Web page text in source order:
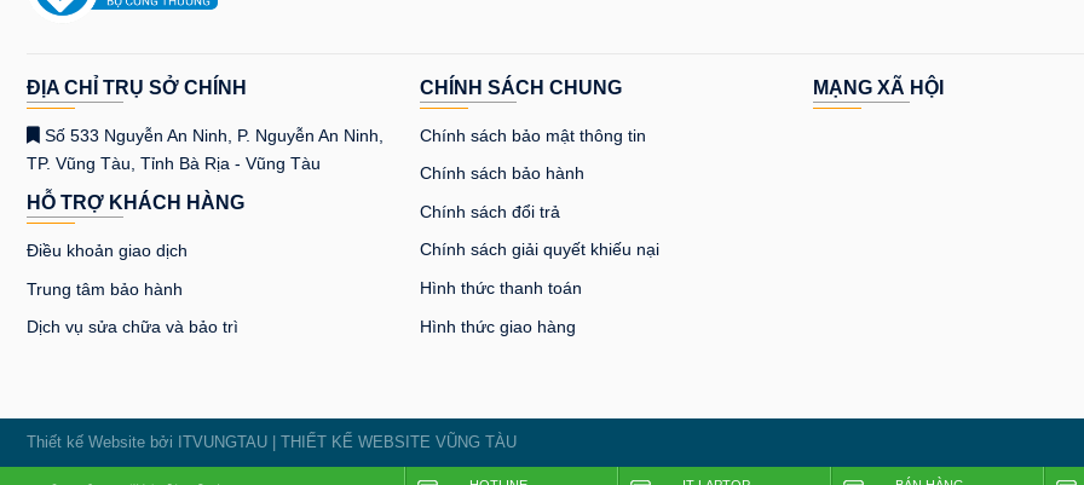
ĐỊA CHỈ TRỤ SỞ CHÍNH
Số 533 Nguyễn An Ninh, P. Nguyễn An Ninh,
TP. Vũng Tàu, Tỉnh Bà Rịa - Vũng Tàu
HỖ TRỢ KHÁCH HÀNG
Điều khoản giao dịch
Trung tâm bảo hành
Dịch vụ sửa chữa và bảo trì
CHÍNH SÁCH CHUNG
Chính sách bảo mật thông tin
Chính sách bảo hành
Chính sách đổi trả
Chính sách giải quyết khiếu nại
Hình thức thanh toán
Hình thức giao hàng
MẠNG XÃ HỘI
Thiết kế Website bởi ITVUNGTAU THIẾT KẾ WEBSITE VŨNG TÀU